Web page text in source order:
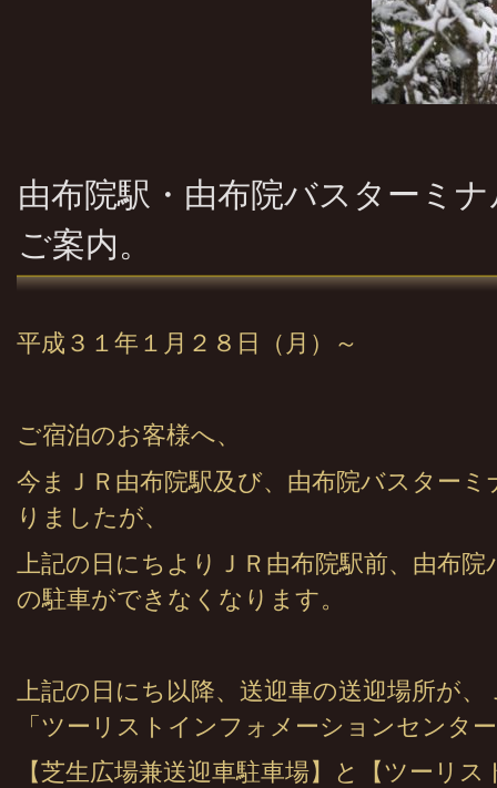
由布院駅・由布院バスターミ
ご案内。
平成３１年１月２８日（月）～
ご宿泊のお客様へ、
今まＪＲ由布院駅及び、由布院バスター
りましたが、
上記の日にちよりＪＲ由布院駅前、由布
の駐車ができなくなります。
上記の日にち以降、送迎車の送迎場所が
「ツーリストインフォメーションセンタ
【芝生広場兼送迎車駐車場】と【ツーリ